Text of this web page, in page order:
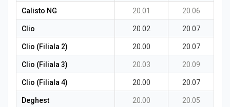
Calisto NG 20.01 20.06
Clio 20.02 20.07
Clio (Filiala 2) 20.00 20.07
Clio (Filiala 3) 20.03 20.09
Clio (Filiala 4) 20.00 20.07
Deghest 20.00 20.05